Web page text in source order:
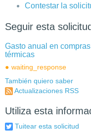
Contestar la
Seguir esta solicitud
Gasto anual en
térmicas
waiting_response
También quiero saber
Actualizaciones RSS
Utiliza esta
Tuitear esta solicitud